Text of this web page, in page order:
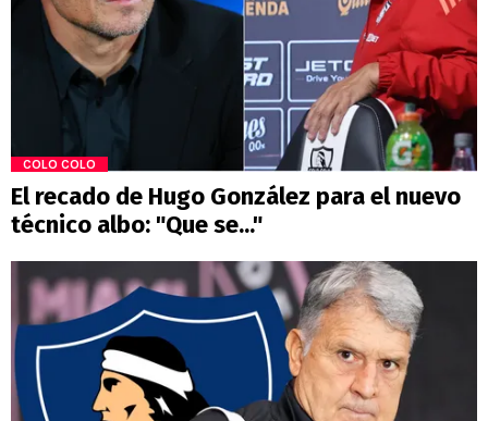
COLO COLO
El recado de Hugo González para el nuevo
técnico albo: "Que se..."